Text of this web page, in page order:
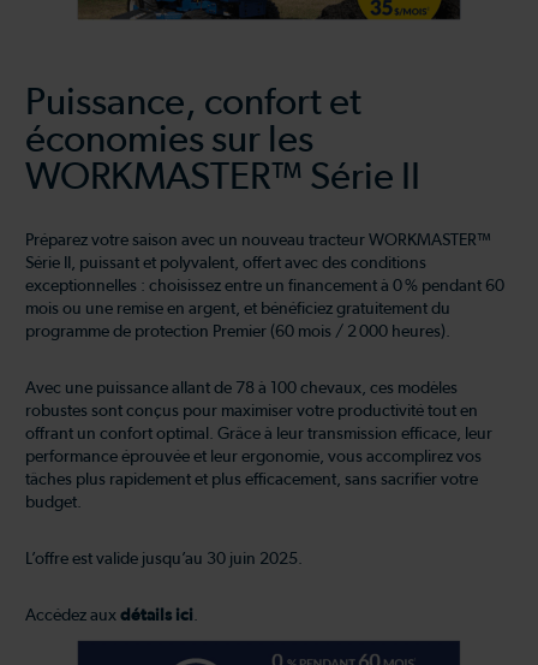
Puissance, confort et
économies sur les
WORKMASTER™ Série II
Préparez votre saison avec un nouveau tracteur WORKMASTER™
Série II, puissant et polyvalent, offert avec des conditions
exceptionnelles : choisissez entre un financement à 0 % pendant 60
mois ou une remise en argent, et bénéficiez gratuitement du
programme de protection Premier (60 mois / 2 000 heures).
Avec une puissance allant de 78 à 100 chevaux, ces modèles
robustes sont conçus pour maximiser votre productivité tout en
offrant un confort optimal. Grâce à leur transmission efficace, leur
performance éprouvée et leur ergonomie, vous accomplirez vos
tâches plus rapidement et plus efficacement, sans sacrifier votre
budget.
L’offre est valide jusqu’au 30 juin 2025.
Accédez aux détails ici